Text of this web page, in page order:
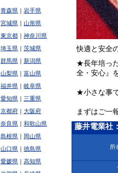
快適と安全
★長年培っ
全・安心』
★小さな事
まずはご一
藤井電業社
所
青森県
岩手県
宮城県
山形県
東京都
神奈川県
埼玉県
茨城県
群馬県
新潟県
山梨県
富山県
福井県
岐阜県
愛知県
三重県
京都府
大阪府
奈良県
和歌山県
島根県
岡山県
山口県
徳島県
愛媛県
高知県